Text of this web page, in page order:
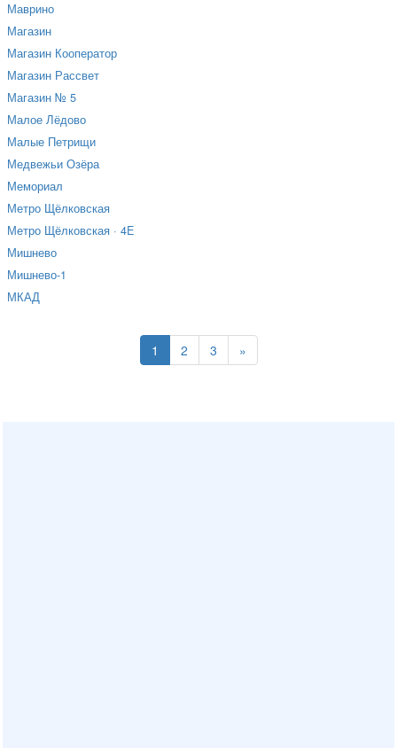
Маврино
Магазин
Магазин Кооператор
Магазин Рассвет
Магазин № 5
Малое Лёдово
Малые Петрищи
Медвежьи Озёра
Мемориал
Метро Щёлковская
Метро Щёлковская · 4E
Мишнево
Мишнево-1
МКАД
1 2 3 »